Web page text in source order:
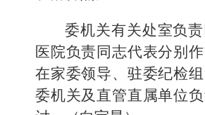
委机关有关处室负
医院负责同志代表分别作
在家委领导、驻委纪检组
委机关及直管直属单位